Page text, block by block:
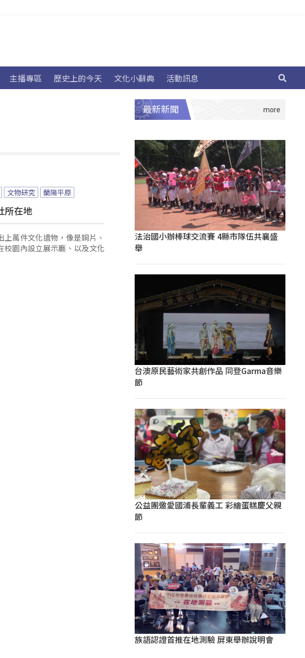
主播專區 歷史上的今天 文化小辭典 活動訊息
文物研究 蘭陽平原
所在地
萬件文化遺物，像是銅片、
校園內設立展示廳、以及文化
最新新聞
法治國小辦棒球交流賽 4縣市隊伍共襄盛
舉
台澳原民藝術家共創作品 同登Garma音樂
節
公益團邀愛國浦長輩義工 彩繪蛋糕慶父親
節
族語認證首推在地測驗 屏東舉辦說明會